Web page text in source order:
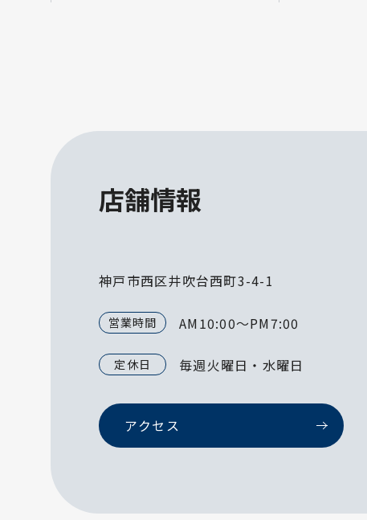
店舗情報
神戸市西区井吹台西町3-4-1
営業時間 AM10:00～PM7:00
定休日 毎週火曜日・水曜日
アクセス